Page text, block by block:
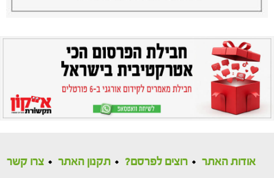
אודות האתר רוצים לפרסם? תקנון האתר צרו קשר